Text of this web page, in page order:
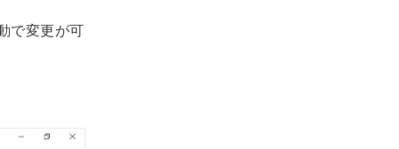
で変更が可